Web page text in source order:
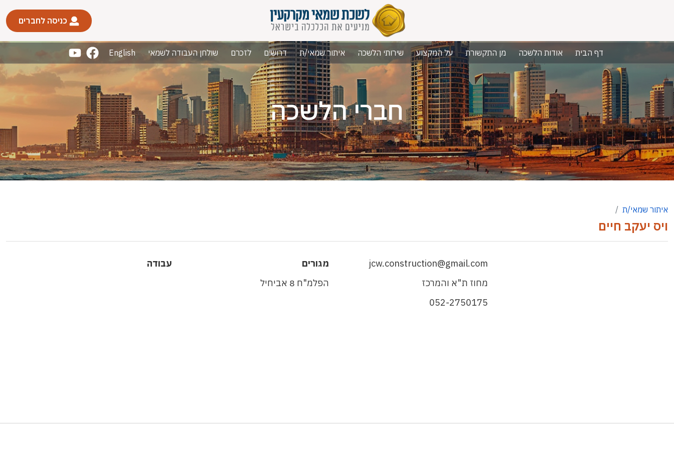
כניסה לחברים
דף הבית אודות הלשכה מן התקשורת על המקצוע שירותי הלשכה איתור שמאי/ת דרושים לזכרם שולחן העבודה לשמאי English
חברי הלשכה
איתור שמאי/ת
ויס יעקב חיים
jcw.construction@gmail.com
מחוז ת"א והמרכז
052-2750175
מגורים
הפלמ"ח 8 אביחיל
עבודה